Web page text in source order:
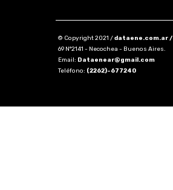
© Copyright 2021 /dataene.com.ar /
69 N°2141 - Necochea - Buenos Aires.
Email: Dataenear@gmail.com
Teléfono: (2262)-677240